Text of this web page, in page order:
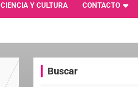
CIENCIA Y CULTURA CONTACTO
Buscar